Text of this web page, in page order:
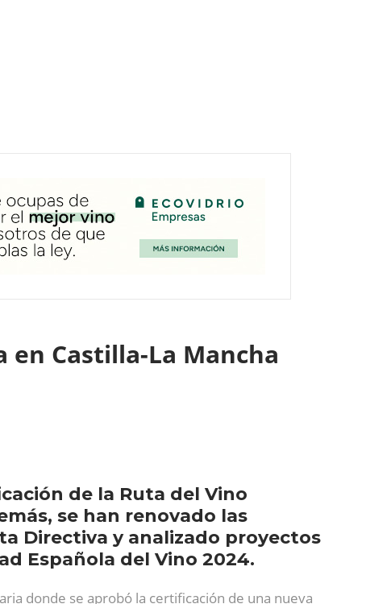
Castilla-La Mancha
de la Ruta del Vino
se han renovado las
Directiva y analizado proyectos
Española del Vino 2024.
donde se aprobó la certificación de una nueva